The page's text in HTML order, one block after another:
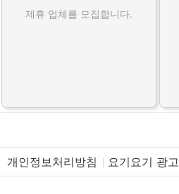
제휴 업체를 모집합니다.
개인정보처리방침 요기요기 광고